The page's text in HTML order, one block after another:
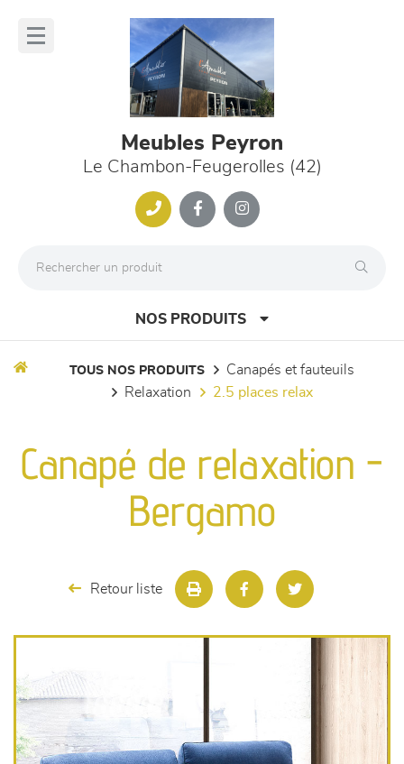
Meubles Peyron
Le Chambon-Feugerolles (42)
NOS PRODUITS
séjours
meubles de complément
TOUS NOS PRODUITS
canapés et fauteuils
relaxation
2.5 places relax
Canapé de relaxation -
Bergamo
Retour liste